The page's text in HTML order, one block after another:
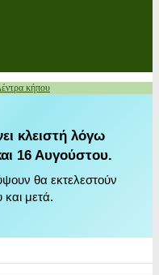
κήπου
κλειστή λόγω
16 Αυγούστου.
θα εκτελεστούν
μετά.